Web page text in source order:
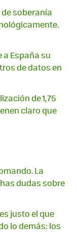
soberanía
a España su
de datos en
de 1,75
claro que
La
dudas sobre
justo el que
lo demás: los